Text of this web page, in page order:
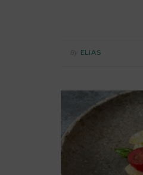
ELIAS